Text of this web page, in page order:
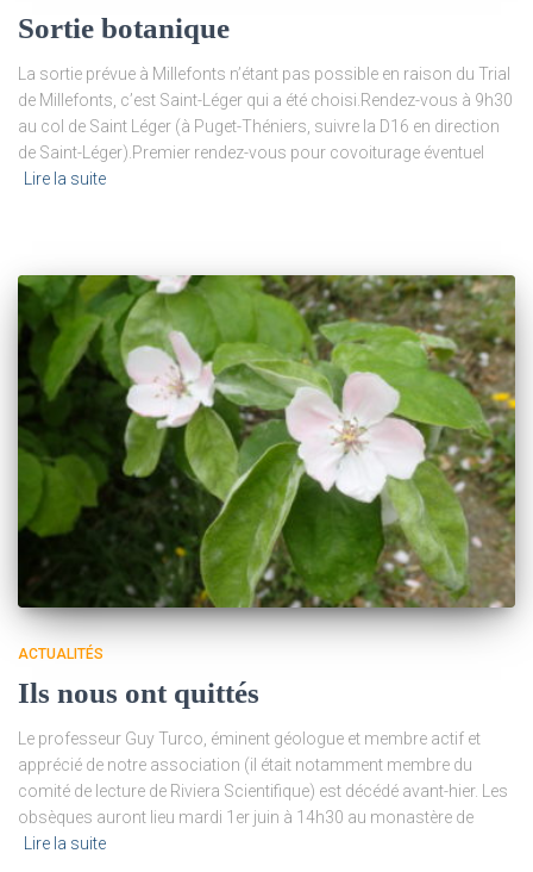
Sortie botanique
La sortie prévue à Millefonts n’étant pas possible en raison du Trial
de Millefonts, c’est Saint-Léger qui a été choisi.Rendez-vous à 9h30
au col de Saint Léger (à Puget-Théniers, suivre la D16 en direction
de Saint-Léger).Premier rendez-vous pour covoiturage éventuel
Lire la suite
ACTUALITÉS
Ils nous ont quittés
Le professeur Guy Turco, éminent géologue et membre actif et
apprécié de notre association (il était notamment membre du
comité de lecture de Riviera Scientifique) est décédé avant-hier. Les
obsèques auront lieu mardi 1er juin à 14h30 au monastère de
Lire la suite